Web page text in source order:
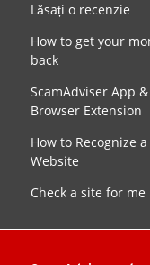
Lăsați o recenzie
How to get your
back
ScamAdviser App &
Browser Extension
How to Recognize a
Website
Check a site for me